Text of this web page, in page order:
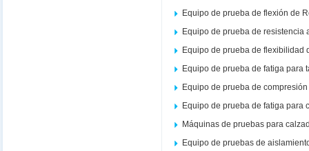
Equipo de prueba de flexión de
Equipo de prueba de resistencia
Equipo de prueba de flexibilidad
Equipo de prueba de fatiga para
Equipo de prueba de
Equipo de prueba de fatiga para
Máquinas de pruebas para
Equipo de pruebas de